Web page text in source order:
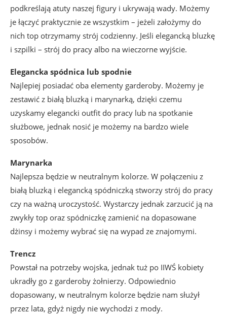
podkreślają atuty naszej figury i ukrywają wady. Możemy
je łączyć praktycznie ze wszystkim – jeżeli założymy do
nich top otrzymamy strój codzienny. Jeśli elegancką bluzkę
i szpilki – strój do pracy albo na wieczorne wyjście.
Elegancka spódnica lub spodnie
Najlepiej posiadać oba elementy garderoby. Możemy je
zestawić z białą bluzką i marynarką, dzięki czemu
uzyskamy elegancki outfit do pracy lub na spotkanie
służbowe, jednak nosić je możemy na bardzo wiele
sposobów.
Marynarka
Najlepsza będzie w neutralnym kolorze. W połączeniu z
białą bluzką i elegancką spódniczką stworzy strój do pracy
czy na ważną uroczystość. Wystarczy jednak zarzucić ją na
zwykły top oraz spódniczkę zamienić na dopasowane
dżinsy i możemy wybrać się na wypad ze znajomymi.
Trencz
Powstał na potrzeby wojska, jednak tuż po IIWŚ kobiety
ukradły go z garderoby żołnierzy. Odpowiednio
dopasowany, w neutralnym kolorze będzie nam służył
przez lata, gdyż nigdy nie wychodzi z mody.